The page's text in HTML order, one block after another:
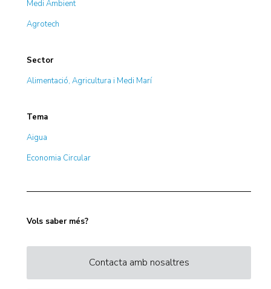
Medi Ambient
Agrotech
Sector
Alimentació, Agricultura i Medi Marí
Tema
Aigua
Economia Circular
Vols saber més?
Contacta amb nosaltres